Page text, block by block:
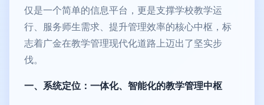
仅是一个简单的信息平台，更是支撑学校教学运
行、服务师生需求、提升管理效率的核心中枢，标
志着广金在教学管理现代化道路上迈出了坚实步
伐。
一、系统定位：一体化、智能化的教学管理中枢